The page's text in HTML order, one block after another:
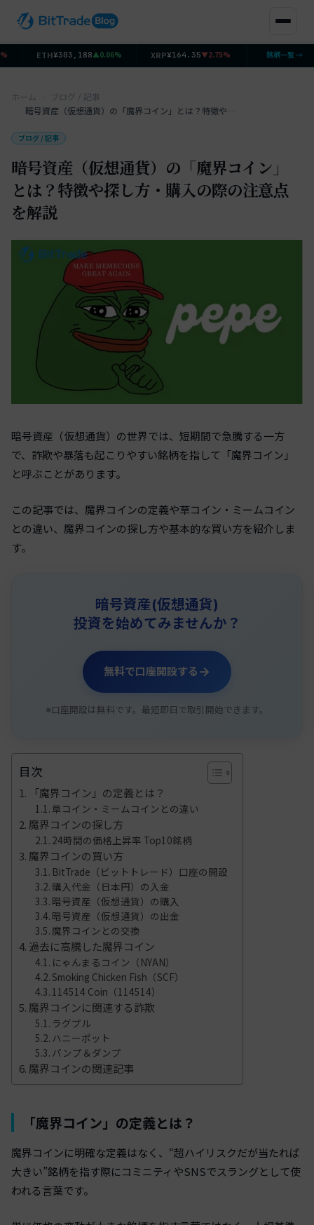
ETH¥303,188 ▲0.06% XRP¥164.35 ▼2.75% ¥11,504
銘柄一覧 →
ホーム
ブログ / 記事
暗号資産（仮想通貨）の「魔界コイン」とは？特徴や探し方・購入の際の注意点を解説
ブログ / 記事
暗号資産（仮想通貨）の「魔界コイン」
とは？特徴や探し方・購入の際の注意点
を解説
暗号資産（仮想通貨）の世界では、短期間で急騰する一方
で、詐欺や暴落も起こりやすい銘柄を指して「魔界コイン」
と呼ぶことがあります。
この記事では、魔界コインの定義や草コイン・ミームコイン
との違い、魔界コインの探し方や基本的な買い方を紹介しま
す。
暗号資産(仮想通貨)
投資を始めてみませんか？
無料で口座開設する →
※口座開設は無料です。最短即日で取引開始できます。
目次
「魔界コイン」の定義とは？
草コイン・ミームコインとの違い
魔界コインの探し方
24時間の価格上昇率 Top10銘柄
魔界コインの買い方
BitTrade（ビットトレード）口座の開設
購入代金（日本円）の入金
暗号資産（仮想通貨）の購入
暗号資産（仮想通貨）の出金
魔界コインとの交換
過去に高騰した魔界コイン
にゃんまるコイン（NYAN）
Smoking Chicken Fish（SCF）
114514 Coin（114514）
魔界コインに関連する詐欺
ラグプル
ハニーポット
パンプ＆ダンプ
魔界コインの関連記事
「魔界コイン」の定義とは？
魔界コインに明確な定義はなく、“超ハイリスクだが当たれば
大きい”銘柄を指す際にコミニティやSNSでスラングとして使
われる言葉です。